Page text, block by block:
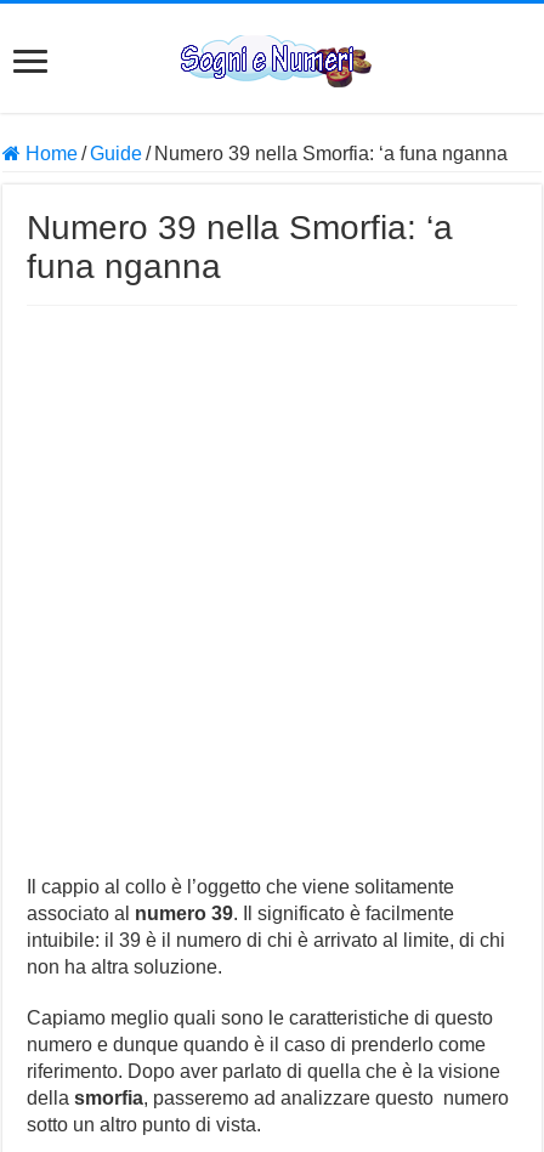
Home/Guide/ Numero 39 nella Smorfia: ‘a funa nganna
Numero 39 nella Smorfia: ‘a
funa nganna
Il cappio al collo è l’oggetto che viene solitamente
associato al numero 39. Il significato è facilmente
intuibile: il 39 è il numero di chi è arrivato al limite, di chi
non ha altra soluzione.
Capiamo meglio quali sono le caratteristiche di questo
numero e dunque quando è il caso di prenderlo come
riferimento. Dopo aver parlato di quella che è la visione
dellasmorfia, passeremo ad analizzare questo numero
sotto un altro punto di vista.